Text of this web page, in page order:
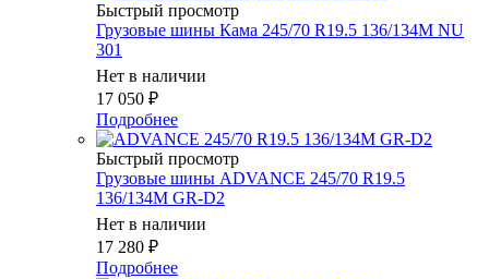
Быстрый просмотр
Грузовые шины Кама 245/70 R19.5 136/134M NU
301
Нет в наличии
17 050 ₽
Подробнее
Быстрый просмотр
Грузовые шины ADVANCE 245/70 R19.5
136/134M GR-D2
Нет в наличии
17 280 ₽
Подробнее